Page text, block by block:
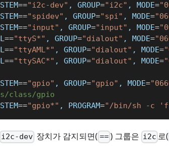
=="i2c-dev" , GROUP="i2c" , MODE=
=="spidev" , GROUP="spi" , MODE=
=="input" , GROUP="input" , MODE=
=="ttyS*" , GROUP="dialout" , MODE=
=="ttyAML*" , GROUP="dialout" , MODE=
=="ttySAC*" , GROUP="dialout" , MODE=
=="gpio" , GROUP="gpio" , MODE=
class/gpio
=="gpio*" , PROGRAM="/bin/sh -c
i2c-dev 장치가 감지되면( ==) 그룹은 i2c 로(